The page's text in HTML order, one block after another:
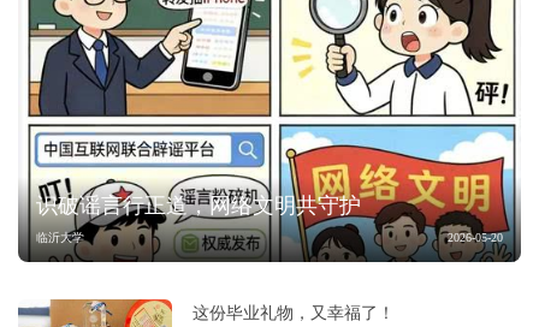
识破谣言行正道，网络文明共守护
临沂大学 2026-05-20
这份毕业礼物，又幸福了！